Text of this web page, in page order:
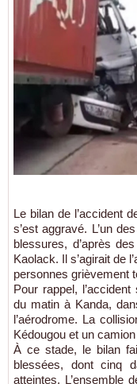
Le bilan de l’accident
s’est aggravé. L’un
blessures, d’après
Kaolack. Il s’agirait de
personnes grièvement
Pour rappel,
du matin à Kanda,
l’aérodrome. La
Kédougou et un
À ce stade, le bilan
blessées, dont cinq
atteintes. L’ensemble